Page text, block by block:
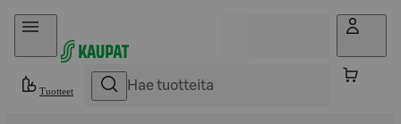
Hyppää sisältöön
Tuotteet